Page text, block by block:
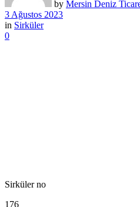
by Mersin Deniz
3 Ağustos 2023
in Sirküler
0
Sirküler no
176